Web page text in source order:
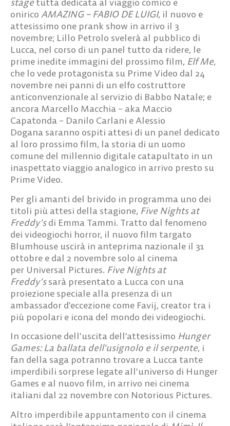
stagetutta dedicata al viaggio comico e
onirico AMAZING – FABIO DE LUIGI, il nuovo e
attesissimo one prank show in arrivo il 3
novembre; Lillo Petrolo svelerà al pubblico di
Lucca, nel corso di un panel tutto da ridere, le
prime inedite immagini del prossimo film, Elf Me,
che lo vede protagonista su Prime Video dal 24
novembre nei panni di un elfo costruttore
anticonvenzionale al servizio di Babbo Natale; e
ancora Marcello Macchia – aka Maccio
Capatonda – Danilo Carlani eAlessio
Dogana saranno ospiti attesi di un panel dedicato
al loro prossimo film, la storia di un uomo
comune del millennio digitale catapultato in un
inaspettato viaggio analogico in arrivo presto su
Prime Video.
Per gli amanti del brivido in programma uno dei
titoli più attesi della stagione, Five Nights at
Freddy’sdi Emma Tammi. Tratto dal fenomeno
dei videogiochi horror, il nuovo film targato
Blumhouse uscirà in anteprima nazionale il 31
ottobre e dal 2 novembre solo al cinema
per Universal Pictures. Five Nights at
Freddy’ssarà presentato a Lucca con una
proiezione speciale alla presenza di un
ambassador d’eccezione come Favij, creator tra i
più popolari e icona del mondo dei videogiochi.
In occasione dell’uscita dell’attesissimo Hunger
Games: La ballata dell’usignolo e il serpente, i
fan della saga potranno trovare a Lucca tante
imperdibili sorprese legate all’universo di Hunger
Games e al nuovo film, in arrivo nei cinema
italiani dal 22 novembre con Notorious Pictures.
Altro imperdibile appuntamento con il cinema